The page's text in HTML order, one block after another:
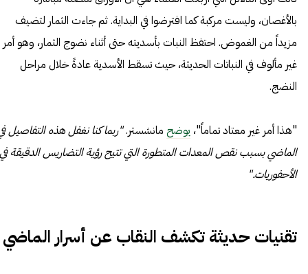
بالأغصان، وليست مركبة كما افترضوا في البداية. ثم جاءت الثمار لتضيف
مزيداً من الغموض. احتفظ النبات بأسديته حتى أثناء نضوج الثمار، وهو أمر
غير مألوف في النباتات الحديثة، حيث تسقط الأسدية عادةً خلال مراحل
النضج.
"هذا أمر غير معتاد تماماً"، يوضح مانشستر."ربما كنا نغفل هذه التفاصيل
الماضي بسبب نقص المعدات المتطورة التي تتيح رؤية التضاريس الدقيقة في
الأحفوريات."
تقنيات حديثة تكشف النقاب عن أسرار الماضي